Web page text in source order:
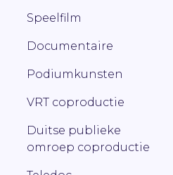
Speelfilm
Documentaire
Podiumkunsten
VRT coproductie
Duitse publieke
omroep coproductie